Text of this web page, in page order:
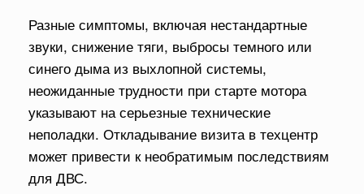
Разные симптомы, включая нестандартные
звуки, снижение тяги, выбросы темного или
синего дыма из выхлопной системы,
неожиданные трудности при старте мотора
указывают на серьезные технические
неполадки. Откладывание визита в техцентр
может привести к необратимым последствиям
для ДВС.